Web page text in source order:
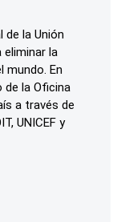
de la Unión
eliminar la
mundo. En
de la Oficina
a través de
UNICEF y